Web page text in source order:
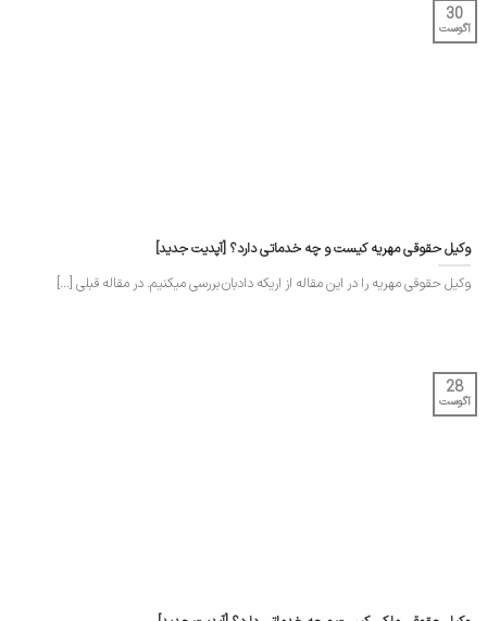
وکیل حقوقی مهریه کیست و چه خدماتی دارد؟ [آپدیت جدید]
وکیل حقوقی مهریه را در این مقاله از اریکه دادبان بررسی میکنیم. در مقاله قبلی [...]
30
آگوست
28
آگوست